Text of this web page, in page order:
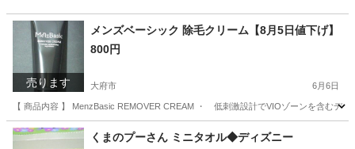
売ります
メンズベーシック 除毛クリーム【8月5日値下げ】
800円
大府市 6月6日
【 商品内容 】 MenzBasic REMOVER CREAM ・ 低刺激設計でVIOゾーンを含む
愛知 大府市 ボディケア
くまのプーさん ミニタオル◆ディズニー